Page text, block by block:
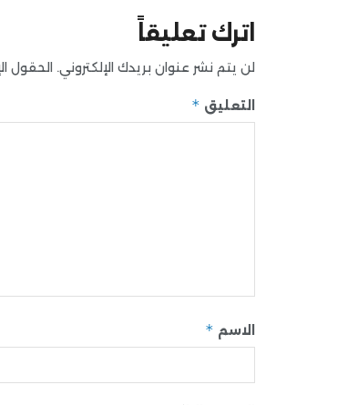
اترك تعليقاً
لن يتم نشر عنوان بريدك الإلكتروني. الحقول
التعليق *
الاسم *